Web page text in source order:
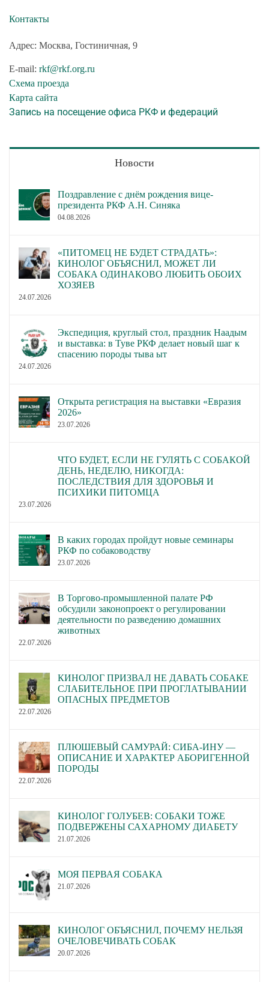
Контакты
Адрес: Москва, Гостиничная, 9
E-mail: rkf@rkf.org.ru
Схема проезда
Карта сайта
Запись на посещение офиса РКФ и федераций
Новости
Поздравление с днём рождения вице-
президента РКФ А.Н. Синяка
04.08.2026
«ПИТОМЕЦ НЕ БУДЕТ СТРАДАТЬ»:
КИНОЛОГ ОБЪЯСНИЛ, МОЖЕТ ЛИ
СОБАКА ОДИНАКОВО ЛЮБИТЬ ОБОИХ
ХОЗЯЕВ
24.07.2026
Экспедиция, круглый стол, праздник Наадым
и выставка: в Туве РКФ делает новый шаг к
спасению породы тыва ыт
24.07.2026
Открыта регистрация на выставки «Евразия
2026»
23.07.2026
ЧТО БУДЕТ, ЕСЛИ НЕ ГУЛЯТЬ С СОБАКОЙ
ДЕНЬ, НЕДЕЛЮ, НИКОГДА:
ПОСЛЕДСТВИЯ ДЛЯ ЗДОРОВЬЯ И
ПСИХИКИ ПИТОМЦА
23.07.2026
В каких городах пройдут новые семинары
РКФ по собаководству
23.07.2026
В Торгово-промышленной палате РФ
обсудили законопроект о регулировании
деятельности по разведению домашних
животных
22.07.2026
КИНОЛОГ ПРИЗВАЛ НЕ ДАВАТЬ СОБАКЕ
СЛАБИТЕЛЬНОЕ ПРИ ПРОГЛАТЫВАНИИ
ОПАСНЫХ ПРЕДМЕТОВ
22.07.2026
ПЛЮШЕВЫЙ САМУРАЙ: СИБА-ИНУ —
ОПИСАНИЕ И ХАРАКТЕР АБОРИГЕННОЙ
ПОРОДЫ
22.07.2026
КИНОЛОГ ГОЛУБЕВ: СОБАКИ ТОЖЕ
ПОДВЕРЖЕНЫ САХАРНОМУ ДИАБЕТУ
21.07.2026
МОЯ ПЕРВАЯ СОБАКА
21.07.2026
КИНОЛОГ ОБЪЯСНИЛ, ПОЧЕМУ НЕЛЬЗЯ
ОЧЕЛОВЕЧИВАТЬ СОБАК
20.07.2026